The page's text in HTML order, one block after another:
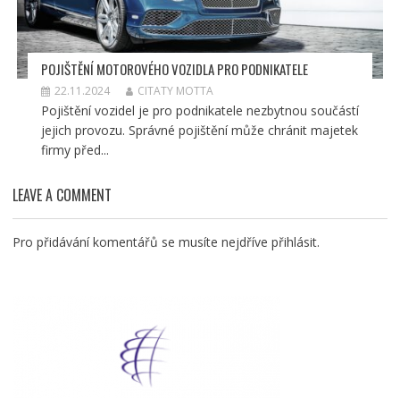
POJIŠTĚNÍ MOTOROVÉHO VOZIDLA PRO PODNIKATELE
22.11.2024 CITATY MOTTA
Pojištění vozidel je pro podnikatele nezbytnou součástí
jejich provozu. Správné pojištění může chránit majetek
firmy před...
LEAVE A COMMENT
Pro přidávání komentářů se musíte nejdříve přihlásit.